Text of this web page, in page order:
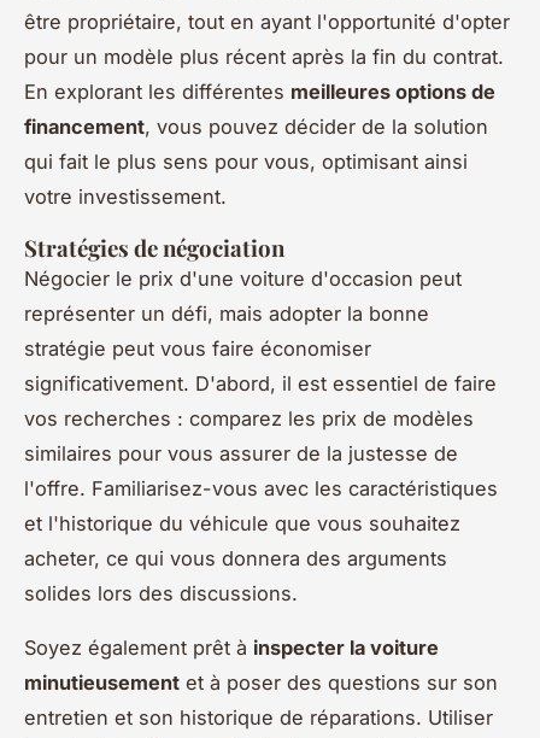
être propriétaire, tout en ayant l'opportunité d'opter
pour un modèle plus récent après la fin du contrat.
En explorant les différentes meilleures options de
financement, vous pouvez décider de la solution
qui fait le plus sens pour vous, optimisant ainsi
votre investissement.
Stratégies de négociation
Négocier le prix d'une voiture d'occasion peut
représenter un défi, mais adopter la bonne
stratégie peut vous faire économiser
significativement. D'abord, il est essentiel de faire
vos recherches : comparez les prix de modèles
similaires pour vous assurer de la justesse de
l'offre. Familiarisez-vous avec les caractéristiques
et l'historique du véhicule que vous souhaitez
acheter, ce qui vous donnera des arguments
solides lors des discussions.
Soyez également prêt à inspecter la voiture
minutieusement et à poser des questions sur son
entretien et son historique de réparations. Utiliser